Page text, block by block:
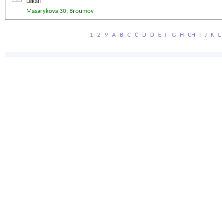
Masarykova 30, Broumov
1 2 9 A B C Č D Ď E F G H CH I J K L